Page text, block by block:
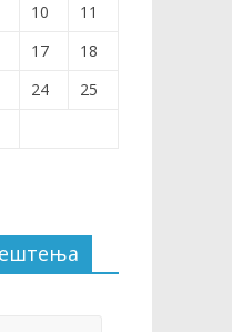
10
11
17
18
24
25